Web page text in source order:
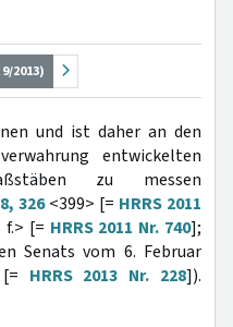
2013)
und ist daher an den
entwickelten
zu messen
326<399> [= HRRS 2011
f.> [= HRRS 2011 Nr. 740];
Senats vom 6. Februar
HRRS 2013 Nr. 228]).